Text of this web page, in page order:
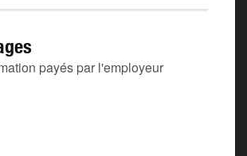
payés par l'employeur